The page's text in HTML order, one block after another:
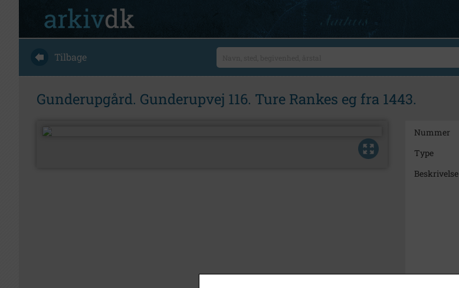
Tilbage
Gunderupgård. Gunderupvej 116. Ture Rankes eg fra 1443.
Nummer
Type
Beskrivelse